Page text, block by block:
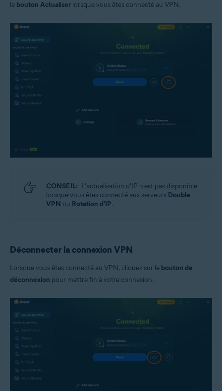
le bouton Actualiser lorsque vous êtes connecté au VPN.
CONSEIL: L'actualisation d'IP n'est pas disponible
lorsque vous êtes connecté aux serveurs Double
VPN ou Rotation d'IP.
Déconnecter la connexion VPN
Lorsque vous êtes connecté au VPN, cliquez sur le bouton de
déconnexion pour mettre fin à votre connexion.